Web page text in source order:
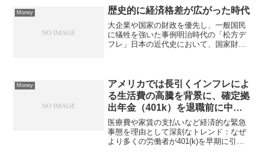
Money 歴史的に経済格差が広がった時代
大企業や国家の財政を優先し、一般国民
に犠牲を強いた事例明治時代の「松方デ
フレ」日本の近代史において、国家財政
インフレを収束させる...
Money
アメリカでは長引くインフレによ
る生活費の高騰を背景に、確定拠
出年金（401k）を退職前に中途
引き出しする現役世代が増加
医療費や家賃の支払いなど経済的な緊急
事態を理由として深刻なトレンド：なぜ
より多くの労働者が401(k)を早期に引き